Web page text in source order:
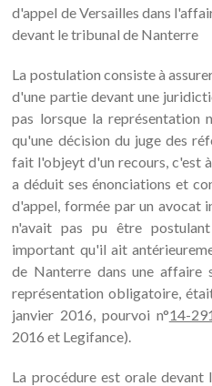
d'appel de Versailles dans
devant le tribunal de Nanterre
La postulation consiste à
d'une partie devant une
pas lorsque la représentation
qu'une décision du juge des
fait l'objeyt d'un recours, c'est
a déduit ses énonciations et
d'appel, formée par un avocat
n'avait pas pu être
important qu'il ait
de Nanterre dans une affaire
représentation obligatoire,
janvier 2016, pourvoi n°14-
2016 et Legifance).
La procédure est orale devant